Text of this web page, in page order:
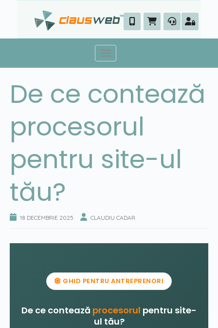
Toggle navigation
De ce contează
procesorul
pentru site-ul
tău?
18 DECEMBRIE 2025 CLAUDIU CADAR
GHID PENTRU ANTREPRENORI
De ce contează procesorul pentru site-
ul tău?